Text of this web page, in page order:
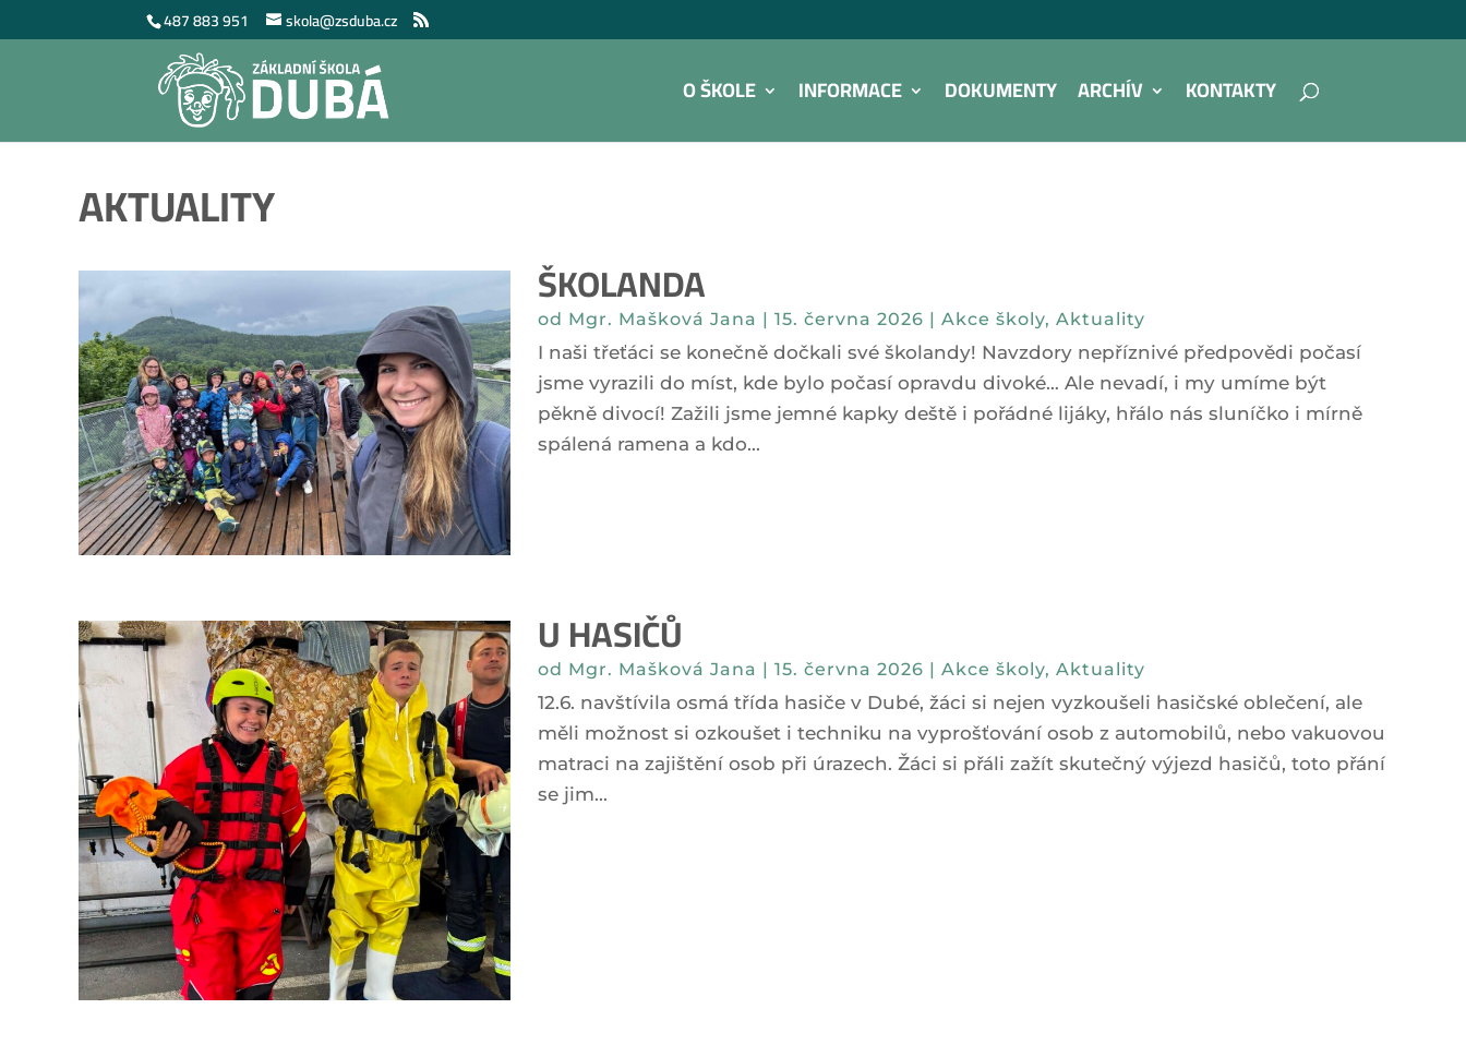
487 883 951 skola@zsduba.cz
O ŠKOLE INFORMACE DOKUMENTY ARCHÍV KONTAKTY
AKTUALITY
ŠKOLANDA
od Mgr. Mašková Jana | 15. června 2026 | Akce školy, Aktuality
I naši třeťáci se konečně dočkali své školandy! Navzdory nepříznivé předpovědi počasí
jsme vyrazili do míst, kde bylo počasí opravdu divoké… Ale nevadí, i my umíme být
pěkně divocí! Zažili jsme jemné kapky deště i pořádné lijáky, hřálo nás sluníčko i mírně
spálená ramena a kdo...
U HASIČŮ
od Mgr. Mašková Jana | 15. června 2026 | Akce školy, Aktuality
12.6. navštívila osmá třída hasiče v Dubé, žáci si nejen vyzkoušeli hasičské oblečení, ale
měli možnost si ozkoušet i techniku na vyprošťování osob z automobilů, nebo vakuovou
matraci na zajištění osob při úrazech. Žáci si přáli zažít skutečný výjezd hasičů, toto přání
se jim...